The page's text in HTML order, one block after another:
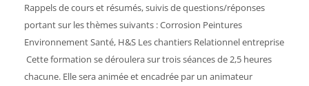
Rappels de cours et résumés, suivis de questions/réponses
portant sur les thèmes suivants : Corrosion Peintures
Environnement Santé, H&S Les chantiers Relationnel entreprise
Cette formation se déroulera sur trois séances de 2,5 heures
chacune. Elle sera animée et encadrée par un animateur